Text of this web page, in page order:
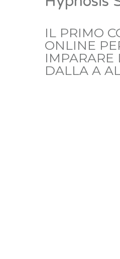
IL PRIMO
ONLINE
IMPARARE
DALLA A